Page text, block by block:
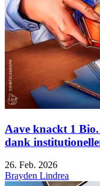
Aave knackt 1
dank
26. Feb. 2026
Brayden Lindrea